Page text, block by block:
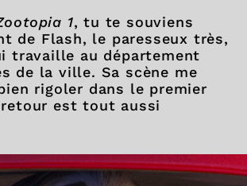
1, tu te souviens
de Flash, le paresseux très,
travaille au département
de la ville. Sa scène me
rigoler dans le premier
est tout aussi